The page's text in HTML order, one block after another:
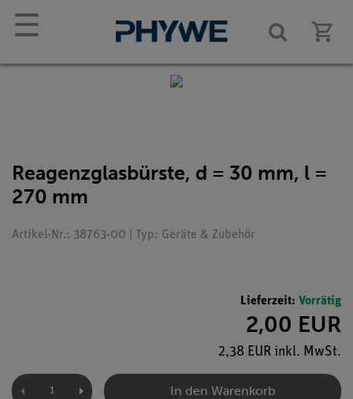
☰
Reagenzglasbürste, d = 30 mm, l =
270 mm
Artikel-Nr.: 38763-00 | Typ: Geräte & Zubehör
Lieferzeit: Vorrätig
2,00 EUR
2,38 EUR inkl. MwSt.
In den Warenkorb